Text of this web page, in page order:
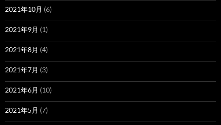
2021年10月 (6)
2021年9月 (1)
2021年8月 (4)
2021年7月 (3)
2021年6月 (10)
2021年5月 (7)